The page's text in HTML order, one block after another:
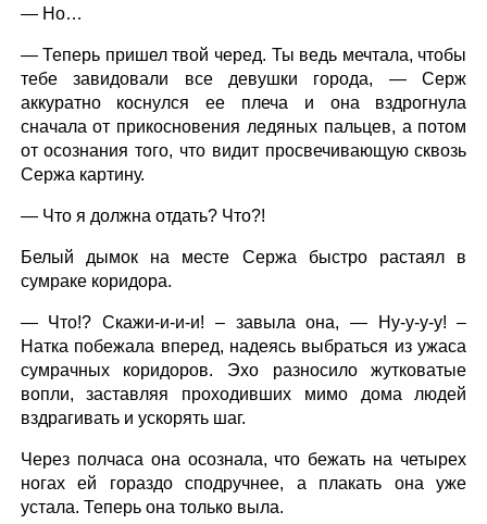
— Но…
— Теперь пришел твой черед. Ты ведь мечтала, чтобы
тебе завидовали все девушки города, — Серж
аккуратно коснулся ее плеча и она вздрогнула
сначала от прикосновения ледяных пальцев, а потом
от осознания того, что видит просвечивающую сквозь
Сержа картину.
— Что я должна отдать? Что?!
Белый дымок на месте Сержа быстро растаял в
сумраке коридора.
— Что!? Скажи-и-и-и! – завыла она, — Ну-у-у-у! –
Натка побежала вперед, надеясь выбраться из ужаса
сумрачных коридоров. Эхо разносило жутковатые
вопли, заставляя проходивших мимо дома людей
вздрагивать и ускорять шаг.
Через полчаса она осознала, что бежать на четырех
ногах ей гораздо сподручнее, а плакать она уже
устала. Теперь она только выла.